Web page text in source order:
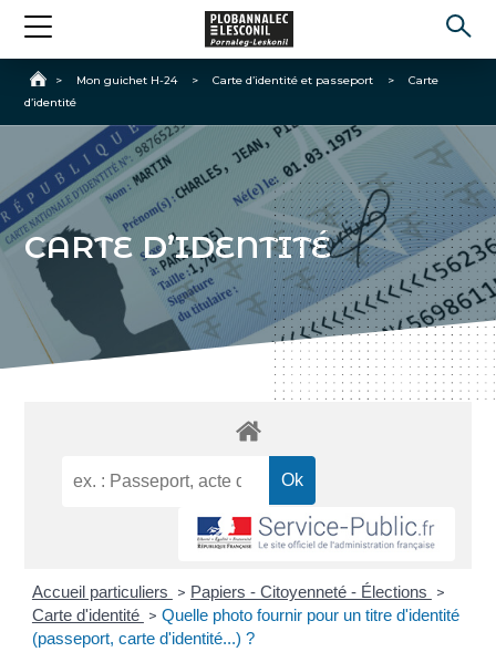
Accueil
> Mon guichet H-24 > Carte d’identité et passeport >
Carte
d’identité
CARTE D’IDENTITÉ
Accueil particuliers > Papiers - Citoyenneté - Élections >
Carte d'identité > Quelle photo fournir pour un titre d'identité
(passeport, carte d'identité...) ?